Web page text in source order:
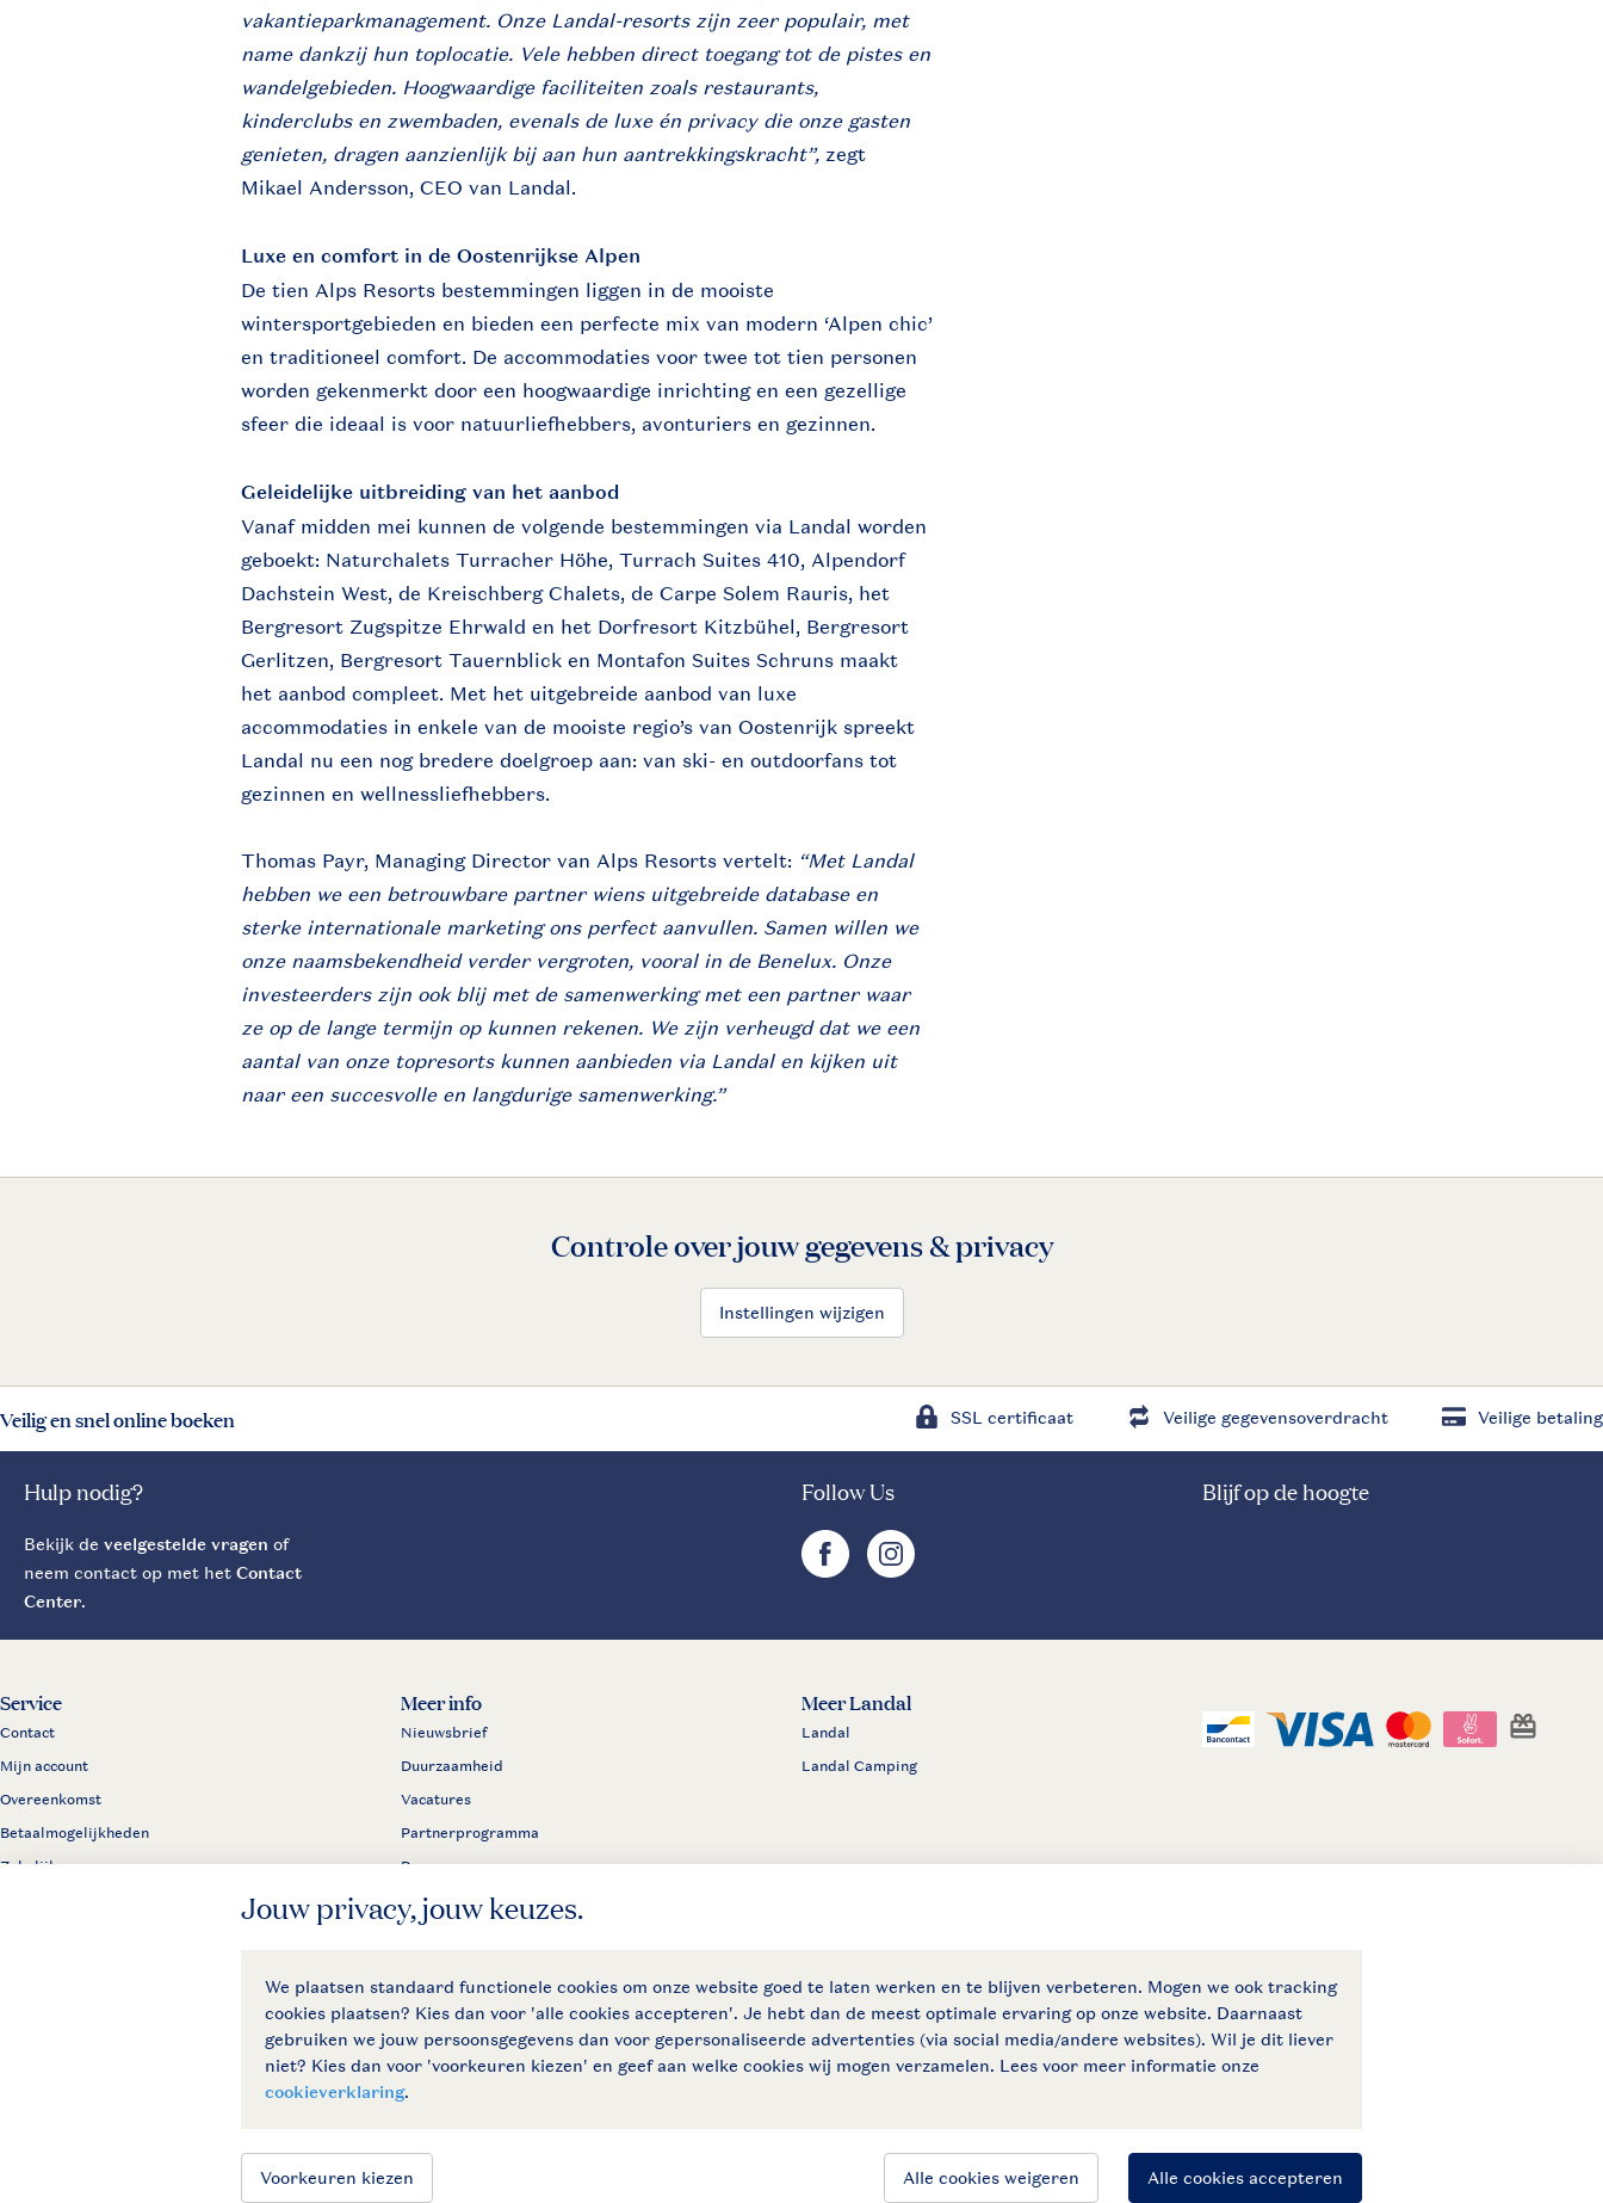
vakantieparkmanagement. Onze Landal-resorts zijn zeer populair, met
name dankzij hun toplocatie. Vele hebben direct toegang tot de pistes en
wandelgebieden. Hoogwaardige faciliteiten zoals restaurants,
kinderclubs en zwembaden, evenals de luxe én privacy die onze gasten
genieten, dragen aanzienlijk bij aan hun aantrekkingskracht”, zegt
Mikael Andersson, CEO van Landal.
Luxe en comfort in de Oostenrijkse Alpen
De tien Alps Resorts bestemmingen liggen in de mooiste
wintersportgebieden en bieden een perfecte mix van modern ‘Alpen chic’
en traditioneel comfort. De accommodaties voor twee tot tien personen
worden gekenmerkt door een hoogwaardige inrichting en een gezellige
sfeer die ideaal is voor natuurliefhebbers, avonturiers en gezinnen.
Geleidelijke uitbreiding van het aanbod
Vanaf midden mei kunnen de volgende bestemmingen via Landal worden
geboekt: Naturchalets Turracher Höhe, Turrach Suites 410, Alpendorf
Dachstein West, de Kreischberg Chalets, de Carpe Solem Rauris, het
Bergresort Zugspitze Ehrwald en het Dorfresort Kitzbühel, Bergresort
Gerlitzen, Bergresort Tauernblick en Montafon Suites Schruns maakt
het aanbod compleet. Met het uitgebreide aanbod van luxe
accommodaties in enkele van de mooiste regio’s van Oostenrijk spreekt
Landal nu een nog bredere doelgroep aan: van ski- en outdoorfans tot
gezinnen en wellnessliefhebbers.
Thomas Payr, Managing Director van Alps Resorts vertelt: “Met Landal
hebben we een betrouwbare partner wiens uitgebreide database en
sterke internationale marketing ons perfect aanvullen. Samen willen we
onze naamsbekendheid verder vergroten, vooral in de Benelux. Onze
investeerders zijn ook blij met de samenwerking met een partner waar
ze op de lange termijn op kunnen rekenen. We zijn verheugd dat we een
aantal van onze topresorts kunnen aanbieden via Landal en kijken uit
naar een succesvolle en langdurige samenwerking.”
Controle over jouw gegevens & privacy
Instellingen wijzigen
Veilig en snel online boeken SSL certificaat Veilige gegevensoverdracht Veilige betaling
Hulp nodig?
Bekijk de veelgestelde vragen of
neem contact op met het Contact
Center.
Follow Us
facebookinstagram
Blijf op de hoogte
Service
Contact
Mijn account
Overeenkomst
Betaalmogelijkheden
Zakelijk
Meer info
Nieuwsbrief
Duurzaamheid
Vacatures
Partnerprogramma
Pers
Meer Landal
Landal
Landal Camping
Algemene voorwaarden Privacy notice Cookies en banners Disclaimer Toegankelijkheid © 2026 Landal